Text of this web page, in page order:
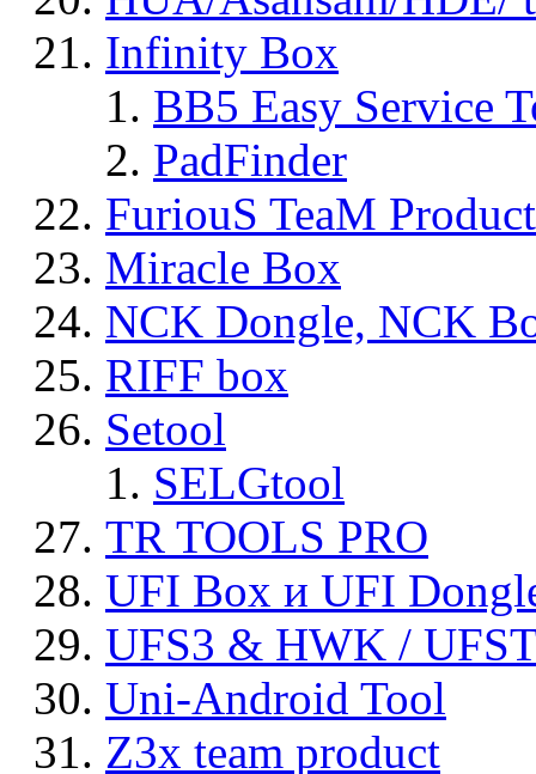
Infinity Box
BB5 Easy Service
PadFinder
FuriouS TeaM
Miracle Box
NCK Dongle, NCK
RIFF box
Setool
SELGtool
TR TOOLS PRO
UFI Box и UFI
UFS3 & HWK /
Uni-Android Tool
Z3x team product